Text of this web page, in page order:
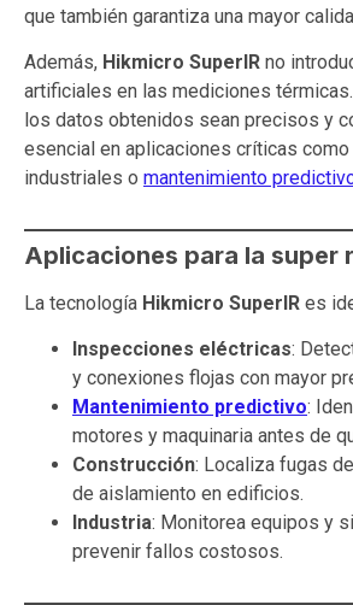
que también garantiza una mayor
Además, Hikmicro SuperIR no
artificiales en las mediciones
los datos obtenidos sean precisos y
esencial en aplicaciones críticas
industriales o mantenimiento
Aplicaciones para la super
La tecnología Hikmicro SuperIR es
Inspecciones eléctricas:
y conexiones flojas con mayor
Mantenimiento predictivo:
motores y maquinaria antes de
Construcción: Localiza fugas
de aislamiento en edificios.
Industria: Monitorea equipos y
prevenir fallos costosos.